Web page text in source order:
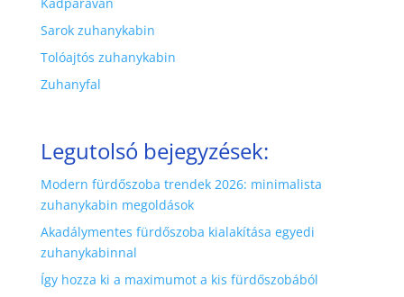
Sarok zuhanykabin
Tolóajtós zuhanykabin
Zuhanyfal
Legutolsó bejegyzések:
Modern fürdőszoba trendek 2026: minimalista
zuhanykabin megoldások
Akadálymentes fürdőszoba kialakítása egyedi
zuhanykabinnal
Így hozza ki a maximumot a kis fürdőszobából